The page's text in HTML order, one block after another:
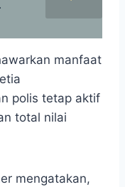
manfaat
polis tetap aktif
total nilai
mengatakan,